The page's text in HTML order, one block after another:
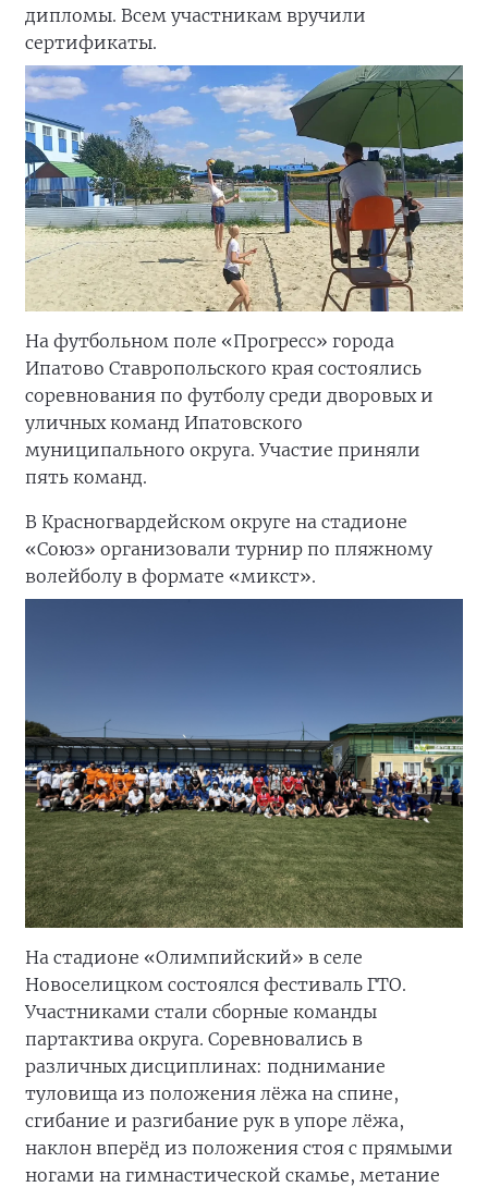
дипломы. Всем участникам вручили
сертификаты.
На футбольном поле «Прогресс» города
Ипатово Ставропольского края состоялись
соревнования по футболу среди дворовых и
уличных команд Ипатовского
муниципального округа. Участие приняли
пять команд.
В Красногвардейском округе на стадионе
«Союз» организовали турнир по пляжному
волейболу в формате «микст».
На стадионе «Олимпийский» в селе
Новоселицком состоялся фестиваль ГТО.
Участниками стали сборные команды
партактива округа. Соревновались в
различных дисциплинах: поднимание
туловища из положения лёжа на спине,
сгибание и разгибание рук в упоре лёжа,
наклон вперёд из положения стоя с прямыми
ногами на гимнастической скамье, метание